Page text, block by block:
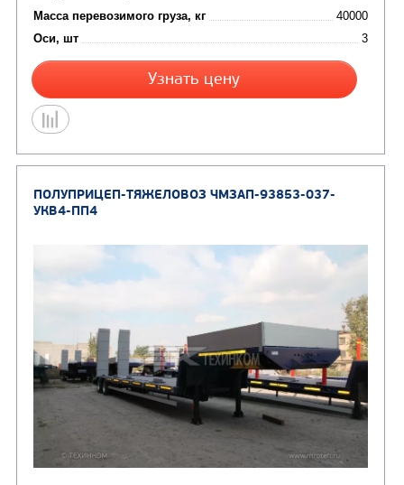
Цена по запросу
Производитель
Масса перевозимого груза, кг
Узнать цену
ПОЛУПРИЦЕП-ТЯЖЕЛОВОЗ ЧМЗАП-93853-
УКВ4-ПП4